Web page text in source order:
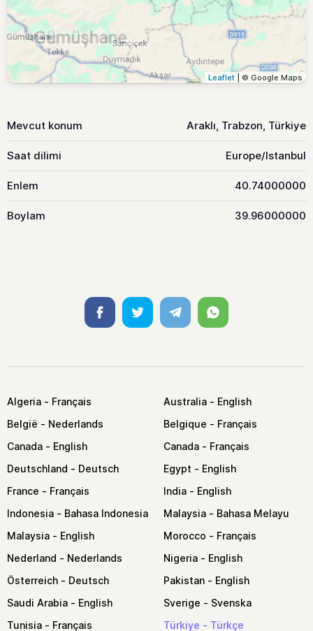
Leaflet | © Google Maps
Mevcut konum Araklı, Trabzon, Türkiye
Saat dilimi Europe/Istanbul
Enlem 40.74000000
Boylam 39.96000000
FacebookTwitter TelegramWhatsapp
Algeria
Australia
België
Belgique
Canada
Canada
Deutschland
Egypt
France
India
Indonesia
Malaysia
Malaysia
Morocco
Nederland
Nigeria
Österreich
Pakistan
Saudi Arabia
Sverige
Tunisia
Türkiye